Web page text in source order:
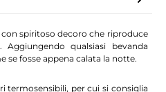
spiritoso decoro che riproduce
qualsiasi bevanda
se fosse appena calata la notte.
termosensibili, per cui si consiglia